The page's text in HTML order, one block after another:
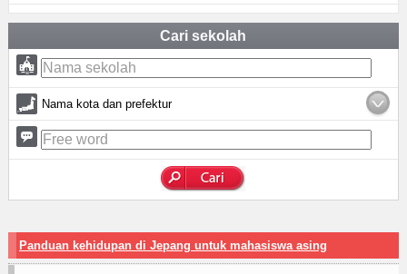
Cari sekolah
Nama kota dan prefektur
Panduan kehidupan di Jepang untuk mahasiswa asing